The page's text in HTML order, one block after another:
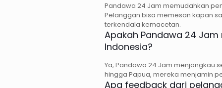
Pandawa 24 Jam memudahkan
Pelanggan bisa memesan kapan
terkendala kemacetan.
Apakah Pandawa 24
Indonesia?
Ya, Pandawa 24 Jam menjangkau
hingga Papua, mereka menjamin
Apa feedback dari